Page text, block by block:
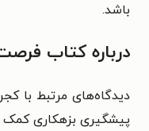
باشد.
درباره کتاب
دیدگاه‌های مرتبط با
پیشگیری بزهکاری کمک